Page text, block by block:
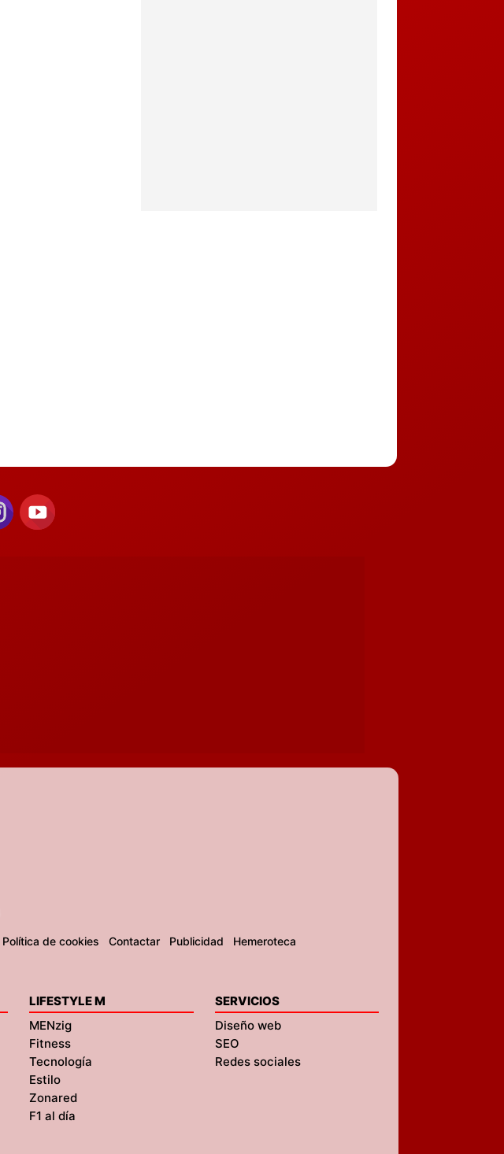
Política de cookies Contactar Publicidad Hemeroteca
LIFESTYLE M
MENzig
Fitness
Tecnología
Estilo
Zonared
F1 al día
SERVICIOS
Diseño web
SEO
Redes sociales